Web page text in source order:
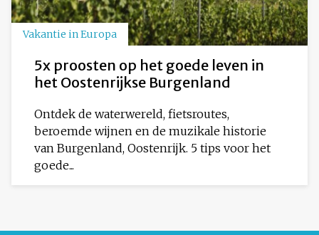
Vakantie in Europa
5x proosten op het goede leven in
het Oostenrijkse Burgenland
Ontdek de waterwereld, fietsroutes,
beroemde wijnen en de muzikale historie
van Burgenland, Oostenrijk. 5 tips voor het
goede...